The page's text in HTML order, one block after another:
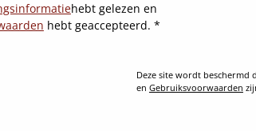
hebt gelezen en
hebt geaccepteerd. *
Deze site wordt beschermd
en Gebruiksvoorwaarden